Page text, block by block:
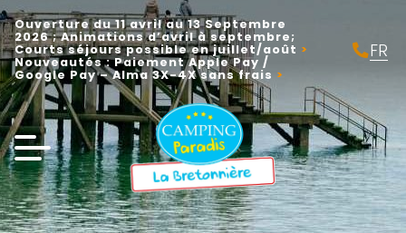
Ouverture du 11 avril au 13 Septembre
2026 ; Animations d’avril à septembre;
Courts séjours possible en juillet/août
Nouveautés : Paiement Apple Pay /
Google Pay – Alma 3X-4X sans frais
FR